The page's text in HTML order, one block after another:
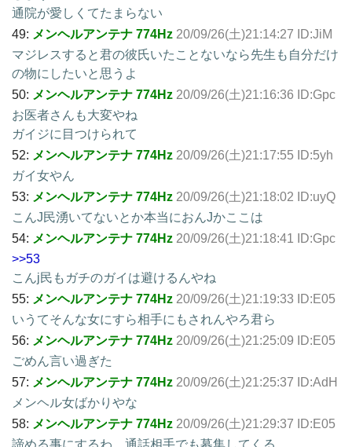
通院が愛しくてたまらない
49: メンヘルアンテナ 774Hz 20/09/26(土)21:14:27 ID:JiM
マジレスすると君の彼氏いたことないなら先生も自分だけ
の物にしたいと思うよ
50: メンヘルアンテナ 774Hz 20/09/26(土)21:16:36 ID:Gpc
お医者さんも大変やね
ガイジに目つけられて
52: メンヘルアンテナ 774Hz 20/09/26(土)21:17:55 ID:5yh
ガイ女やん
53: メンヘルアンテナ 774Hz 20/09/26(土)21:18:02 ID:uyQ
こんJ民湧いてないとか本当におんJかここは
54: メンヘルアンテナ 774Hz 20/09/26(土)21:18:41 ID:Gpc
>>53
こんj民もガチのガイは避けるんやね
55: メンヘルアンテナ 774Hz 20/09/26(土)21:19:33 ID:E05
いうてそんな女にすら相手にもされんやろ君ら
56: メンヘルアンテナ 774Hz 20/09/26(土)21:25:09 ID:E05
ごめん言い過ぎた
57: メンヘルアンテナ 774Hz 20/09/26(土)21:25:37 ID:AdH
メンヘル女ばかりやな
58: メンヘルアンテナ 774Hz 20/09/26(土)21:29:37 ID:E05